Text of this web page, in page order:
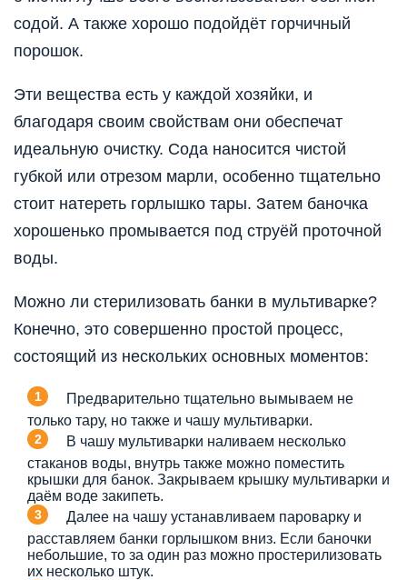
содой. А также хорошо подойдёт горчичный
порошок.
Эти вещества есть у каждой хозяйки, и
благодаря своим свойствам они обеспечат
идеальную очистку. Сода наносится чистой
губкой или отрезом марли, особенно тщательно
стоит натереть горлышко тары. Затем баночка
хорошенько промывается под струёй проточной
воды.
Можно ли стерилизовать банки в мультиварке?
Конечно, это совершенно простой процесс,
состоящий из нескольких основных моментов:
Предварительно тщательно вымываем не
только тару, но также и чашу мультиварки.
В чашу мультиварки наливаем несколько
стаканов воды, внутрь также можно поместить
крышки для банок. Закрываем крышку мультиварки и
даём воде закипеть.
Далее на чашу устанавливаем пароварку и
расставляем банки горлышком вниз. Если баночки
небольшие, то за один раз можно простерилизовать
их несколько штук.